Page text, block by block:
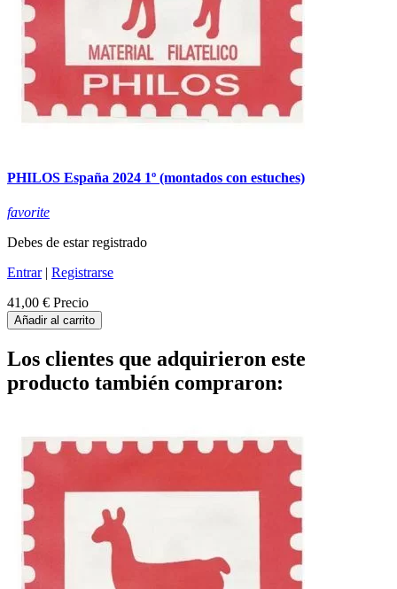
PHILOS España 2024 1º (montados con estuches)
favorite
Debes de estar registrado
Entrar| Registrarse
41,00 € Precio
Añadir al carrito
Los clientes que adquirieron este
producto también compraron: